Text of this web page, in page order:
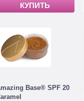
КУПИТЬ
Base® SPF 20